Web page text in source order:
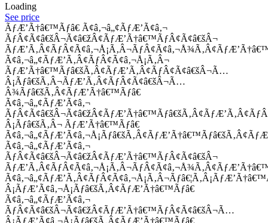
Loading
See price
ÃƒÆ’Ã†â€™Ãƒâ€ Ã¢â‚¬â„¢ÃƒÆ’Ã¢â‚¬
ÃƒÂ¢Ã¢â€šÂ¬Ã¢â€žÂ¢ÃƒÆ’Ã†â€™ÃƒÂ¢Ã¢â€šÂ¬
Ã¢â‚¬â„¢ÃƒÆ’Ã‚Â¢ÃƒÂ¢Ã¢â‚¬Å¡Ã‚Â¬
ÃƒÆ’Ã†â€™Ãƒâ€šÃ‚Â¢ÃƒÆ’Ã‚Â¢ÃƒÂ¢Ã¢â€šÂ¬Ã…
Â¡Ãƒâ€šÃ‚Â¬ÃƒÆ’Ã‚Â¢ÃƒÂ¢Ã¢â€šÂ¬Ã…
Â¾Ãƒâ€šÃ‚Â¢ÃƒÆ’Ã†â€™Ãƒâ€
Ã¢â‚¬â„¢ÃƒÆ’Ã¢â‚¬
Â¡Ãƒâ€šÃ‚Â¬ ÃƒÆ’Ã†â€™Ãƒâ€
Ã¢â‚¬â„¢ÃƒÆ’Ã¢â‚¬
ÃƒÂ¢Ã¢â€šÂ¬Ã¢â€žÂ¢ÃƒÆ’Ã†â€™ÃƒÂ¢Ã¢â€šÂ¬
Â¡ÃƒÆ’Ã¢â‚¬Å¡Ãƒâ€šÃ‚Â¢ÃƒÆ’Ã†â€™Ãƒâ€
Ã¢â‚¬â„¢ÃƒÆ’Ã¢â‚¬
ÃƒÂ¢Ã¢â€šÂ¬Ã¢â€žÂ¢ÃƒÆ’Ã†â€™ÃƒÂ¢Ã¢â€šÂ¬Ã…
Â¡ÃƒÆ’Ã¢â‚¬Å¡Ãƒâ€šÃ‚Â¢ÃƒÆ’Ã†â€™Ãƒâ€